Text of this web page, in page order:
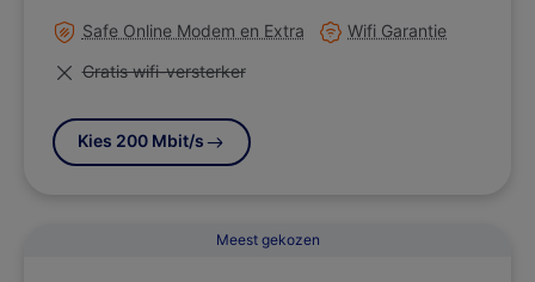
Meer informatie over
Safe Online Modem en Extra Meer informatie over
Wifi Garantie
Niet van toepassing
Gratis wifi-versterker
Kies 200 Mbit/s
Meest gekozen